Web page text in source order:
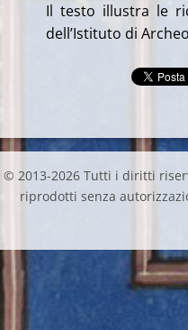
Il testo illustra le
dell’Istituto di
© 2013-2026 Tutti i diritti
riprodotti senza